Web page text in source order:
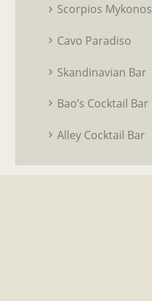
Scorpios Mykonos
Cavo Paradiso
Skandinavian Bar
Bao’s Cocktail Bar
Alley Cocktail Bar